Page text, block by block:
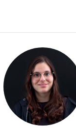
Montani Laura
CUSTOMER CARE
Siders
+41 27 451 25 25